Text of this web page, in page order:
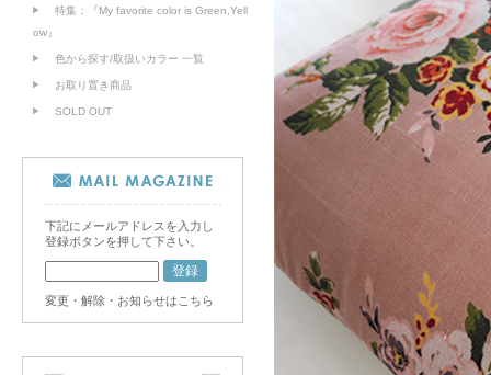
特集：『My favorite color is Green,Yell
ow』
色から探す/取扱いカラー 一覧
お取り置き商品
SOLD OUT
下記にメールアドレスを入力し
登録ボタンを押して下さい。
変更・解除・お知らせはこちら